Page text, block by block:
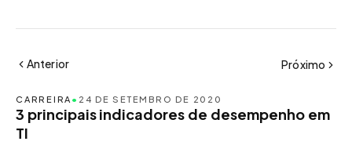
Anterior Próximo
CARREIRA • 24 DE SETEMBRO DE 2020
3 principais indicadores de desempenho em
TI